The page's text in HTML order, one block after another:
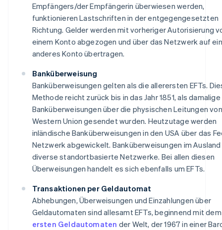
Empfängers/der Empfängerin überwiesen werden,
funktionieren Lastschriften in der entgegengesetzten
Richtung. Gelder werden mit vorheriger Autorisierung
einem Konto abgezogen und über das Netzwerk auf ein
anderes Konto übertragen.
Banküberweisung
Banküberweisungen gelten als die allerersten EFTs.
Methode reicht zurück bis in das Jahr 1851, als damalige
Banküberweisungen über die physischen Leitungen von
Western Union gesendet wurden. Heutzutage werden
inländische Banküberweisungen in den USA über das
Netzwerk abgewickelt. Banküberweisungen im
diverse standortbasierte Netzwerke. Bei allen diesen
Überweisungen handelt es sich ebenfalls um EFTs.
Transaktionen per Geldautomat
Abhebungen, Überweisungen und Einzahlungen über
Geldautomaten sind allesamt EFTs, beginnend mit dem
ersten Geldautomaten der Welt, der 1967 in einer